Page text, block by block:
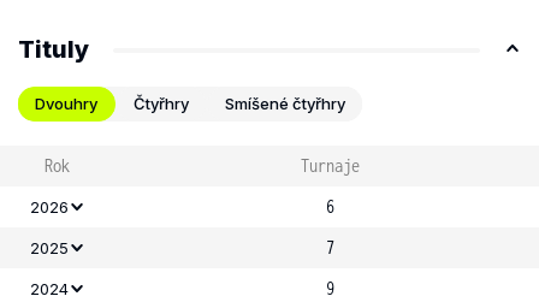
Tituly
Dvouhry Čtyřhry Smíšené čtyřhry
Rok Turnaje
2026 6
2025 7
2024 9